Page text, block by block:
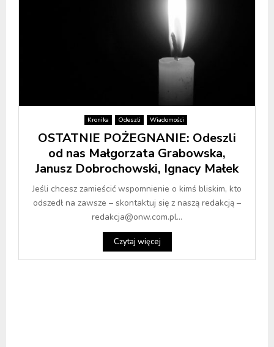
Kronika Odeszli Wiadomości
OSTATNIE POŻEGNANIE: Odeszli
od nas Małgorzata Grabowska,
Janusz Dobrochowski, Ignacy Małek
Jeśli chcesz zamieścić wspomnienie o kimś bliskim, kto
odszedł na zawsze – skontaktuj się z naszą redakcją –
redakcja@onw.com.pl...
Czytaj więcej